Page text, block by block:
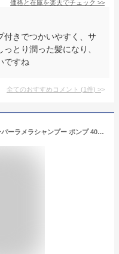
価格と在庫を楽天でチェック >>
付きでつかいやすく、サ
とり潤った髪になり、
ですね
全てのおすすめコメント (1件) >
【THE ANSWER】 ジアンサー スーパーラメラシャンプー ポンプ 400ml ベルガモット＆ダフネの香り 美髪5大必須成分配合 髪質改善 くせ毛 ノンシリコーン処方 花王